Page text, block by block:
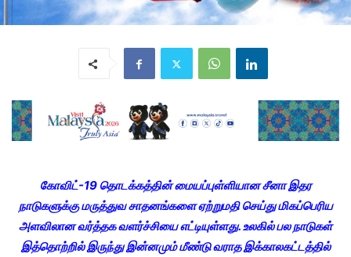
கோவிட்-19 தொடக்கத்தின் மையப்புள்ளியான சீனா இதர
நாடுகளுக்கு மருத்துவ சாதனங்களை ஏற்றுமதி செய்து மிகப்பெரிய
அளவிலான வர்த்தக வளர்ச்சியை எட்டியுள்ளது. உலகில் பல நாடுகள்
இத்தொற்றில் இருந்து இன்னமும் மீண்டு வராத இக்காலகட்டத்தில்